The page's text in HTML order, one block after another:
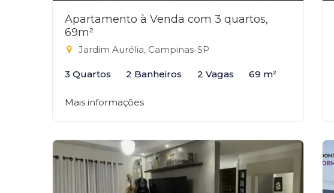
Apartamento à Venda com 3 quartos,
69m²
Jardim Aurélia, Campinas-SP
3 Quartos 2 Banheiros 2 Vagas 69 m²
Mais informações